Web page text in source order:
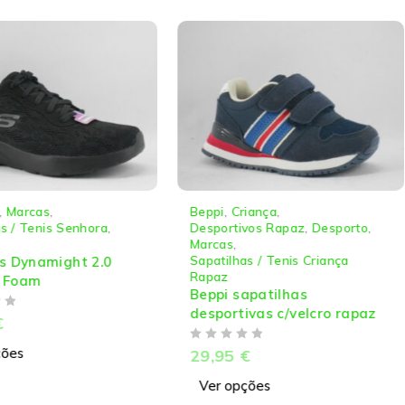
,Marcas
/ Tenis Senhora
Dynamight 2.0
Beppi Criança
Desportivos Rapaz ,Desporto
Marcas
Sapatilhas / Tenis Criança
Rapaz
Beppi sapatilhas
desportivas c/velcro rapaz
29,95 €
Ver opções